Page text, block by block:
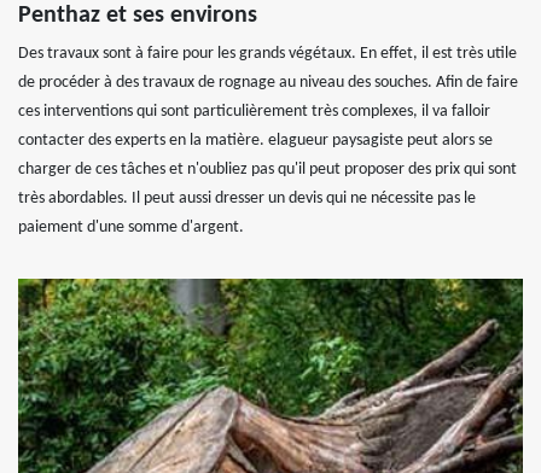
Penthaz et ses environs
Des travaux sont à faire pour les grands végétaux. En effet, il est très utile
de procéder à des travaux de rognage au niveau des souches. Afin de faire
ces interventions qui sont particulièrement très complexes, il va falloir
contacter des experts en la matière. elagueur paysagiste peut alors se
charger de ces tâches et n'oubliez pas qu'il peut proposer des prix qui sont
très abordables. Il peut aussi dresser un devis qui ne nécessite pas le
paiement d'une somme d'argent.